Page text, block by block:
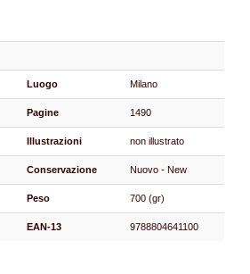
Luogo Milano
Pagine 1490
Illustrazioni non illustrato
Conservazione Nuovo - New
Peso 700 (gr)
EAN-13 9788804641100